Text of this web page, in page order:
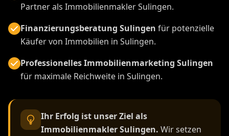
Partner als Immobilienmakler Sulingen.
Finanzierungsberatung Sulingen für potenzielle
Käufer von Immobilien in Sulingen.
Professionelles Immobilienmarketing Sulingen
für maximale Reichweite in Sulingen.
Ihr Erfolg ist unser Ziel als
Immobilienmakler Sulingen. Wir setzen